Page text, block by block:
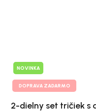
NOVINKA
DOPRAVA ZADARMO
2-dielny set tričiek s